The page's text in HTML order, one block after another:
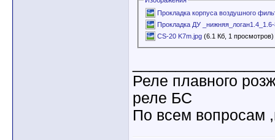
Прокладка корпуса воздушного
Прокладка ДУ
CS-20 K7m.jpg (6.1 Кб, 1 просмотров)
Реле плавного
реле БС
По всем вопросам